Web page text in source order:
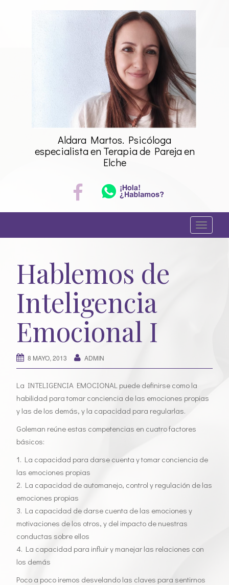
Aldara Martos. Psicóloga
especialista en Terapia de Pareja en
Elche
A
l
a
ó
Hablemos de
Inteligencia
Emocional I
8 MAYO, 2013 ADMIN
La INTELIGENCIA EMOCIONAL puede definirse como la
habilidad para tomar conciencia de las emociones propias
y las de los demás, y la capacidad para regularlas.
Goleman reúne estas competencias en cuatro factores
básicos:
1. La capacidad para darse cuenta y tomar conciencia de
las emociones propias
2. La capacidad de automanejo, control y regulación de las
emociones propias
3. La capacidad de darse cuenta de las emociones y
motivaciones de los otros, y del impacto de nuestras
conductas sobre ellos
4. La capacidad para influir y manejar las relaciones con
los demás
Poco a poco iremos desvelando las claves para sentirnos